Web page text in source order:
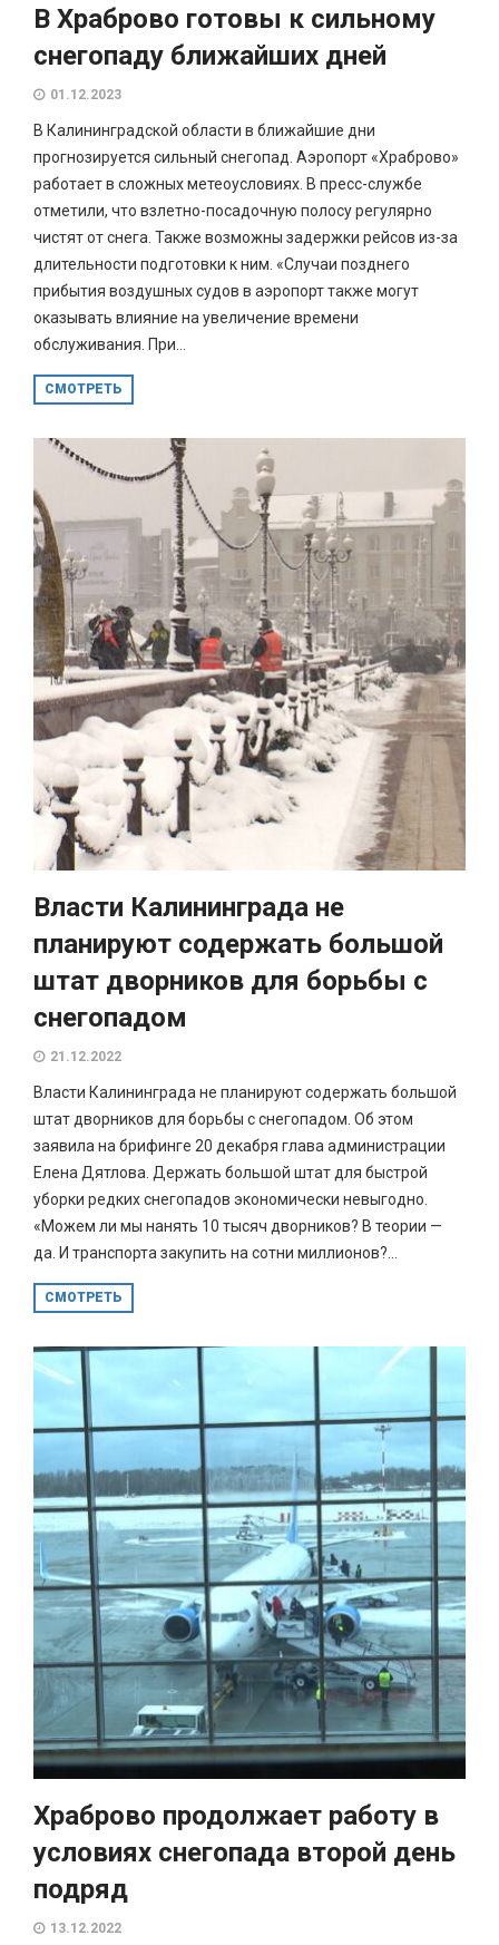
В Храброво готовы к сильному
снегопаду ближайших дней
01.12.2023
В Калининградской области в ближайшие дни
прогнозируется сильный снегопад. Аэропорт «Храброво»
работает в сложных метеоусловиях. В пресс-службе
отметили, что взлетно-посадочную полосу регулярно
чистят от снега. Также возможны задержки рейсов из-за
длительности подготовки к ним. «Случаи позднего
прибытия воздушных судов в аэропорт также могут
оказывать влияние на увеличение времени
обслуживания. При...
СМОТРЕТЬ
Власти Калининграда не
планируют содержать большой
штат дворников для борьбы с
снегопадом
21.12.2022
Власти Калининграда не планируют содержать большой
штат дворников для борьбы с снегопадом. Об этом
заявила на брифинге 20 декабря глава администрации
Елена Дятлова. Держать большой штат для быстрой
уборки редких снегопадов экономически невыгодно.
«Можем ли мы нанять 10 тысяч дворников? В теории —
да. И транспорта закупить на сотни миллионов?...
СМОТРЕТЬ
Храброво продолжает работу в
условиях снегопада второй день
подряд
13.12.2022